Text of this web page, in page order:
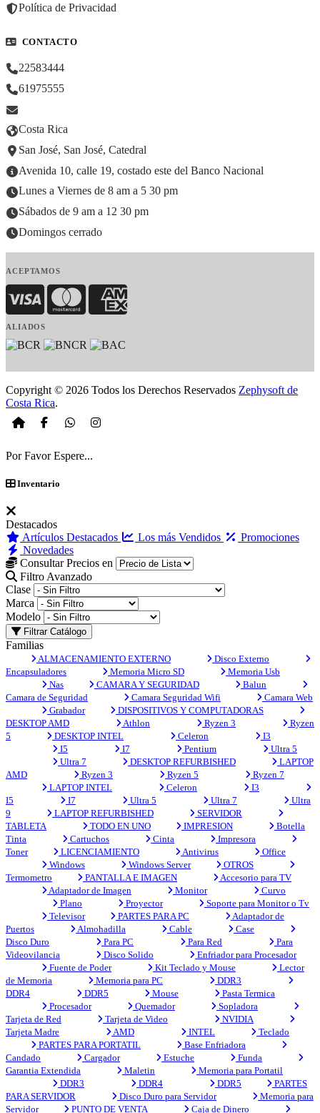
Política de Privacidad
CONTACTO
22583444
61975555
Costa Rica
San José, San José, Catedral
Avenida 10, calle 19, costado este del Banco Nacional
Lunes a Viernes de 8 am a 5 30 pm
Sábados de 9 am a 12 30 pm
Domingos cerrado
ACEPTAMOS
Visa MasterCardAmerican Express
ALIADOS
Copyright © 2026 Todos los Derechos Reservados Zephysoft de
Costa Rica.
Por Favor Espere...
Inventario
Destacados
Artículos Destacados
Los más Vendidos
Promociones
Novedades
Consultar Precios en
Filtro Avanzado
Clase
Marca
Modelo
Filtrar Catálogo
Familias
ALMACENAMIENTO EXTERNO
Disco Externo
Encapsuladores
Memoria Micro SD
Memoria Usb
Nas
CAMARA Y SEGURIDAD
Balun
Camara de Seguridad
Camara Seguridad Wifi
Camara Web
Grabador
DISPOSITIVOS Y COMPUTADORAS
DESKTOP AMD
Athlon Ryzen 3
Ryzen
5
DESKTOP INTEL Celeron
I3
I5
I7 Pentium
Ultra 5
Ultra 7
DESKTOP REFURBISHED
LAPTOP
AMD
Ryzen 3 Ryzen 5
Ryzen 7
LAPTOP INTEL
Celeron
I3
I5
I7 Ultra 5 Ultra 7
Ultra
9
LAPTOP REFURBISHED
SERVIDOR
TABLETA
TODO EN UNO IMPRESION
Botella
Tinta
Cartuchos Cinta
Impresora
Toner
LICENCIAMIENTO Antivirus
Office
Windows
Windows Server
OTROS
Termometro
PANTALLA E IMAGEN
Accesorio para TV
Adaptador de Imagen
Monitor
Curvo
Plano
Proyector
Soporte para Monitor o Tv
Televisor
PARTES PARA PC
Adaptador de
Puertos
Almohadilla Cable
Case
Disco Duro
Para PC Para Red
Para
Videovilancia
Disco Solido
Enfriador para Procesador
Fuente de Poder
Kit Teclado y Mouse
Lector
de Memoria
Memoria para PC
DDR3
DDR4
DDR5 Mouse
Pasta Termica
Procesador
Quemador
Sopladora
Tarjeta de Red
Tarjeta de Video
NVIDIA
Tarjeta Madre
AMD INTEL
Teclado
PARTES PARA PORTATIL
Base Enfriadora
Candado
Cargador Estuche
Funda
Garantia Extendida
Maletin
Memoria para Portatil
DDR3
DDR4 DDR5
PARTES
PARA SERVIDOR
Disco Duro para Servidor
Memoria para
Servidor
PUNTO DE VENTA Caja de Dinero